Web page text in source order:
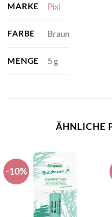
MARKE Pixi
FARBE Braun
MENGE 5 g
ÄHNLICHE
-10%